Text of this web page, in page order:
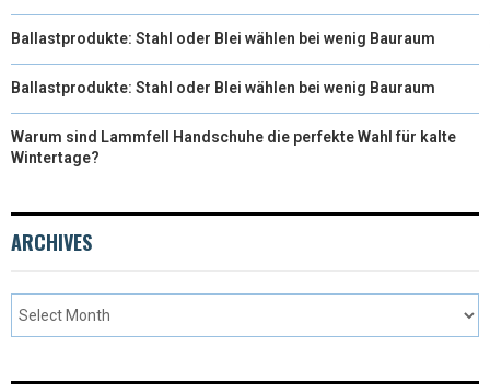
Ballastprodukte: Stahl oder Blei wählen bei wenig Bauraum
Ballastprodukte: Stahl oder Blei wählen bei wenig Bauraum
Warum sind Lammfell Handschuhe die perfekte Wahl für kalte
Wintertage?
ARCHIVES